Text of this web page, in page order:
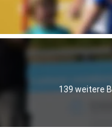
139 weitere